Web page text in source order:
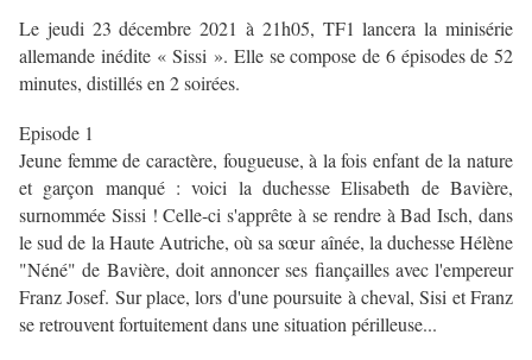
Le jeudi 23 décembre 2021 à 21h05, TF1 lancera la minisérie
allemande inédite « Sissi ». Elle se compose de 6 épisodes de 52
minutes, distillés en 2 soirées.
Episode 1
Jeune femme de caractère, fougueuse, à la fois enfant de la nature
et garçon manqué : voici la duchesse Elisabeth de Bavière,
surnommée Sissi ! Celle-ci s'apprête à se rendre à Bad Isch, dans
le sud de la Haute Autriche, où sa sœur aînée, la duchesse Hélène
"Néné" de Bavière, doit annoncer ses fiançailles avec l'empereur
Franz Josef. Sur place, lors d'une poursuite à cheval, Sisi et Franz
se retrouvent fortuitement dans une situation périlleuse...